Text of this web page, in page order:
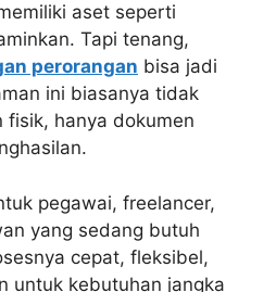
aset seperti
Tapi tenang,
perorangan bisa jadi
ini biasanya tidak
fisik, hanya dokumen
pegawai, freelancer,
yang sedang butuh
cepat, fleksibel,
untuk kebutuhan jangka